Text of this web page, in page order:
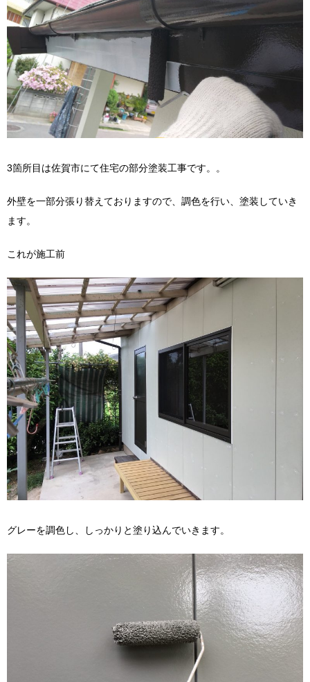
3箇所目は佐賀市にて住宅の部分塗装工事です。。
外壁を一部分張り替えておりますので、調色を行い、塗装していき
ます。
これが施工前
グレーを調色し、しっかりと塗り込んでいきます。